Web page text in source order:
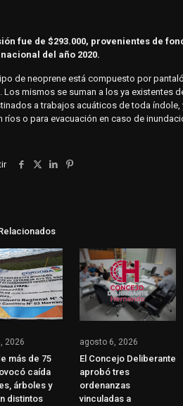
fue de $293.000, provenientes de
del año 2020.
de neoprene está compuesto por
Los mismos se suman a los ya existentes
a trabajos acuáticos de toda índole,
ríos o para evacuación en caso de
2026
más de 75
caída
árboles y
distintos
agosto 6, 2026
El Concejo Deliberante
aprobó tres
ordenanzas
vinculadas a